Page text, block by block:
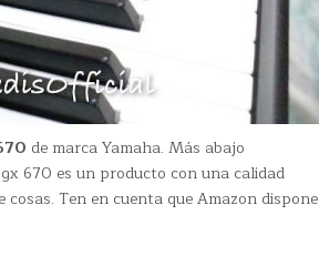
de marca Yamaha. Más abajo
670 es un producto con una calidad
Ten en cuenta que Amazon dispone